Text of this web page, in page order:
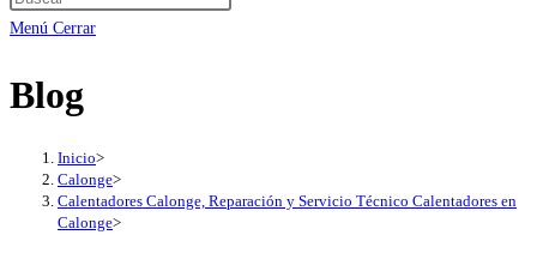
de
la
Menú Cerrar
Blog
Inicio>
Calonge>
Calentadores Calonge, Reparación y Servicio Técnico Calentadores en
Calonge>